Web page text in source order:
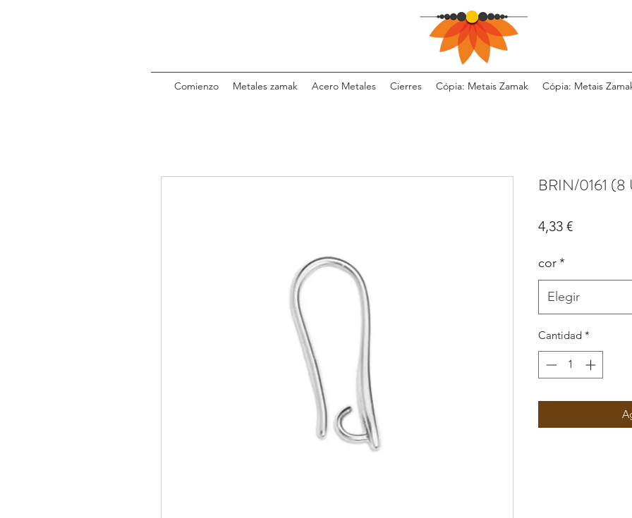
Comienzo Metales zamak Acero Metales Cierres Cópia: Metais Zamak Cópia: Metais
BRIN/0161
4,33 €Precio
cor*
Elegir
Cantidad *